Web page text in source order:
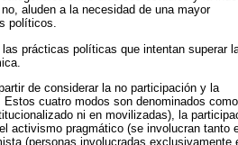
aluden a la necesidad de una mayor
políticos.
prácticas políticas que intentan superar
de considerar la no participación y la
cuatro modos son denominados
ni en movilizadas), la
activismo pragmático (se involucran tanto
(personas involucradas exclusivamente